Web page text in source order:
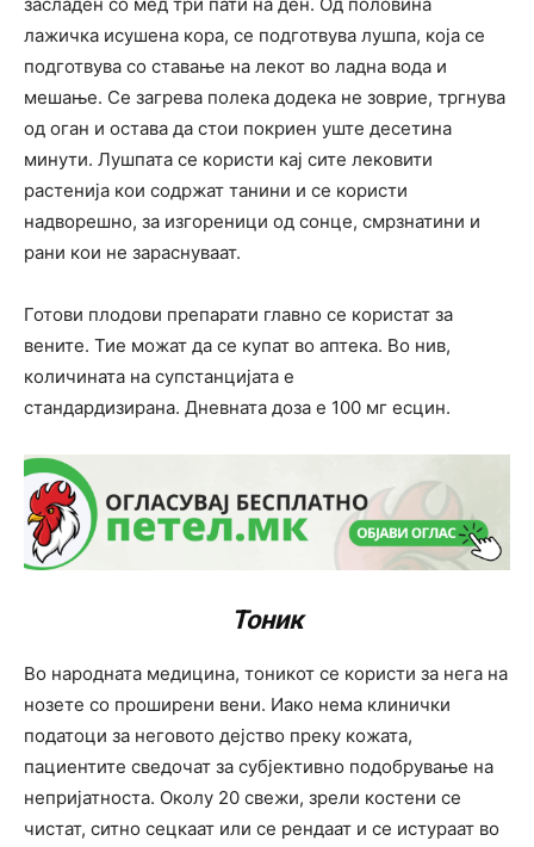
лажичка исушена кора, се подготвува лушпа, која се
подготвува со ставање на лекот во ладна вода и
мешање. Се загрева полека додека не зоврие, тргнува
од оган и остава да стои покриен уште десетина
минути. Лушпата се користи кај сите лековити
растенија кои содржат танини и се користи
надворешно, за изгореници од сонце, смрзнатини и
рани кои не зараснуваат.
Готови плодови препарати главно се користат за
вените. Тие можат да се купат во аптека. Во нив,
количината на супстанцијата е
стандардизирана. Дневната доза е 100 мг есцин.
Тоник
Во народната медицина, тоникот се користи за нега на
нозете со проширени вени. Иако нема клинички
податоци за неговото дејство преку кожата,
пациентите сведочат за субјективно подобрување на
непријатноста. Околу 20 свежи, зрели костени се
чистат, ситно сецкаат или се рендаат и се истураат во